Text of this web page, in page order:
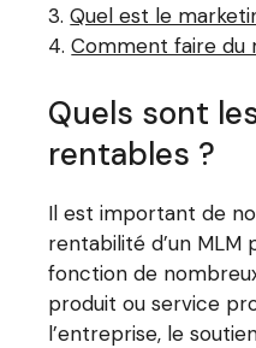
Quel est le
Comment faire du
Quels sont
rentables ?
Il est important de
rentabilité d’un MLM
fonction de
produit ou service
l’entreprise, le